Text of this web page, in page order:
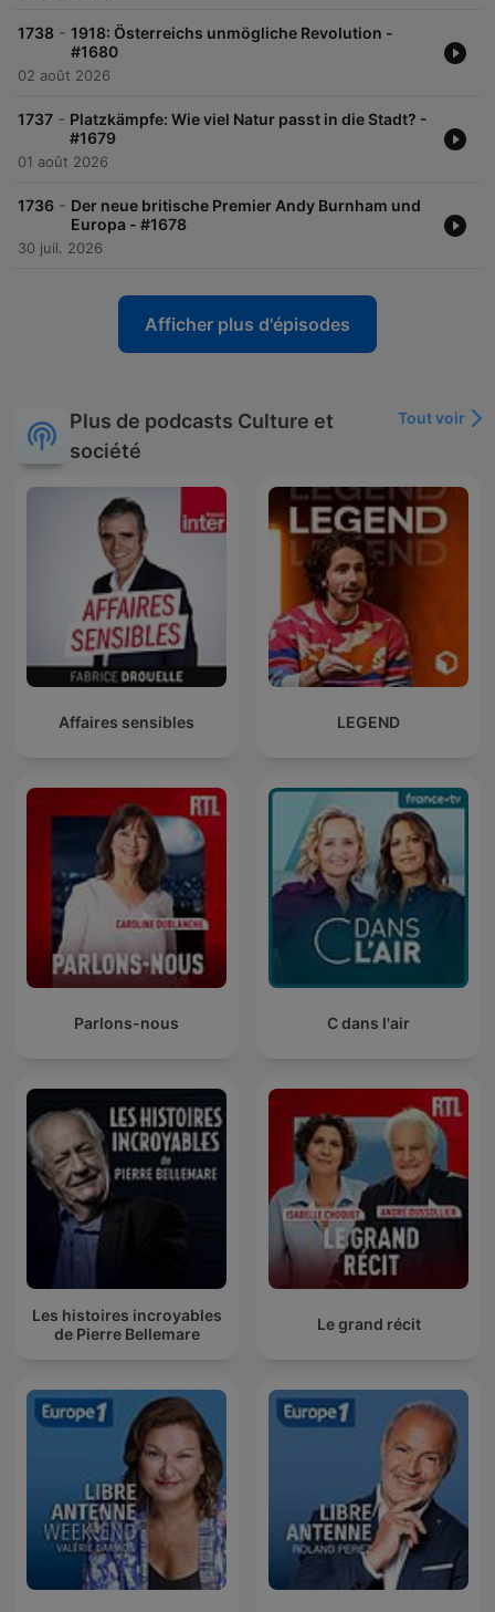
1738 - 1918: Österreichs unmögliche Revolution -
#1680
02 août 2026
1737 - Platzkämpfe: Wie viel Natur passt in die Stadt? -
#1679
01 août 2026
1736 - Der neue britische Premier Andy Burnham und
Europa - #1678
30 juil. 2026
Afficher plus d'épisodes
Plus de podcasts Culture et
société
Tout voir
Affaires sensibles LEGEND
Parlons-nous C dans l'air
Les histoires incroyables
de Pierre Bellemare
Le grand récit